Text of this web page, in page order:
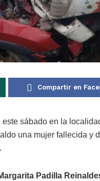
Compartir en
sábado en la
una mujer fallecida y
Padilla